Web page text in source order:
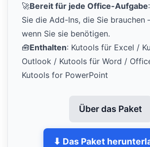
🚀Bereit für jede Office-Aufgabe
Sie die Add-Ins, die Sie brauchen
wenn Sie sie benötigen.
🧰Enthalten: Kutools für Excel /
Outlook / Kutools für Word /
Kutools for PowerPoint
Über das Paket
⬇ Das Paket